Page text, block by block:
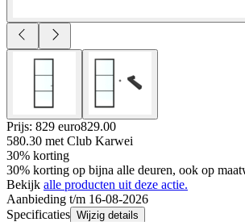
Prijs: 829 euro829.00
580.30 met Club Karwei
30% korting
30% korting op bijna alle deuren, ook op
Bekijk alle producten uit deze actie.
Aanbieding t/m 16-08-2026
Specificaties Wijzig details